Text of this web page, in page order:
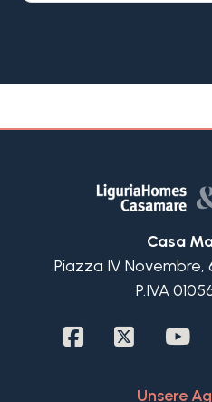
Casa
Piazza IV
P.IVA
Unsere